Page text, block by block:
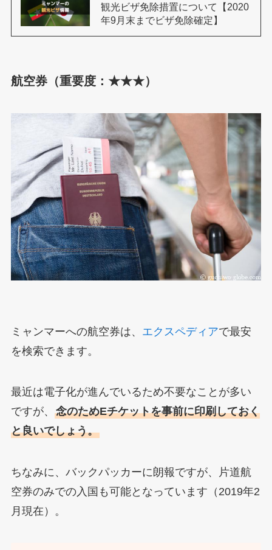
観光ビザ免除措置について【2020
年9月末までビザ免除確定】
航空券（重要度：★★★）
ミャンマーへの航空券は、 エクスペディアで最安
を検索できます。
最近は電子化が進んでいるため不要なことが多い
ですが、 念のためEチケットを事前に印刷しておく
と良いでしょう。
ちなみに、バックパッカーに朗報ですが、片道航
空券のみでの入国も可能となっています（2019年2
月現在）。